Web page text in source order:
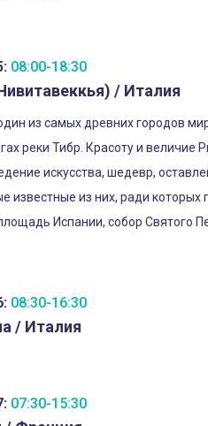
08:00-18:30
/ Италия
из самых древних городов
реки Тибр. Красоту и
искусства, шедевр,
известные из них, ради
Испании, собор Святого
08:30-16:30
/ Италия
07:30-15:30